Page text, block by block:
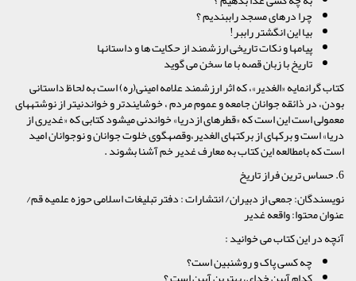
چرا درهای مسجد راببندیم ؟
بیا این انگشتر راببر!
پیامها و نکات تاریخی ارزشمند از حکایت ها و داستانها
تاریخ با زبان قصه با ما سخن می گوید
کتاب گرانمایه «الغدیر»، که اثر ارزشمند علامه امینى(ره) است به لحاظ داستانی
بودن، در ذائقه جوانان جامعه و عموم مردم ، خوشایندتر و خواندنى‏تر از نوشته‏هاى
معمولى است این است که «قطره‏اى ازدریا» خواندنى مى‏شود کتابى که «غدیرى از
دریا» است و برکه‏اى از برکت‏هاى الغدیر،وقصه‏گوى خلوت جوانان و نوجوانان امید
است که بامطالعه این کتاب به معارف غدیر خم آشنا بشوند .
6. حساس ترین فراز تاریخ
نویسندگان: جمعى از دبیران/ انتشارات : دفتر تبلیغات اسلامى حوزه علمیه قم‏/
عنوان محتوا: واقعه غدیر
آنچه در این کتاب می خوانید :
چه کسى پاک و روشن‏بین است؟